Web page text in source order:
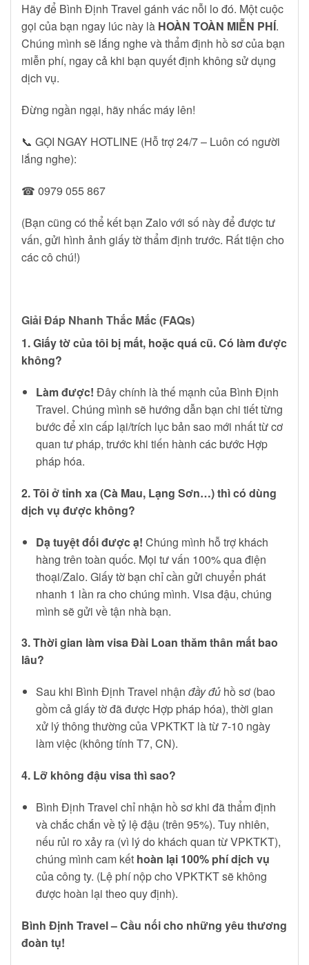
Hãy để Bình Định Travel gánh vác nỗi lo đó. Một cuộc
gọi của bạn ngay lúc này là HOÀN TOÀN MIỄN PHÍ.
Chúng mình sẽ lắng nghe và thẩm định hồ sơ của bạn
miễn phí, ngay cả khi bạn quyết định không sử dụng
dịch vụ.
Đừng ngần ngại, hãy nhấc máy lên!
📞 GỌI NGAY HOTLINE (Hỗ trợ 24/7 – Luôn có người
lắng nghe):
☎ 0979 055 867
(Bạn cũng có thể kết bạn Zalo với số này để được tư
vấn, gửi hình ảnh giấy tờ thẩm định trước. Rất tiện cho
các cô chú!)
Giải Đáp Nhanh Thắc Mắc (FAQs)
1. Giấy tờ của tôi bị mất, hoặc quá cũ. Có làm được
không?
Làm được! Đây chính là thế mạnh của Bình Định
Travel. Chúng mình sẽ hướng dẫn bạn chi tiết từng
bước để xin cấp lại/trích lục bản sao mới nhất từ cơ
quan tư pháp, trước khi tiến hành các bước Hợp
pháp hóa.
2. Tôi ở tỉnh xa (Cà Mau, Lạng Sơn…) thì có dùng
dịch vụ được không?
Dạ tuyệt đối được ạ! Chúng mình hỗ trợ khách
hàng trên toàn quốc. Mọi tư vấn 100% qua điện
thoại/Zalo. Giấy tờ bạn chỉ cần gửi chuyển phát
nhanh 1 lần ra cho chúng mình. Visa đậu, chúng
mình sẽ gửi về tận nhà bạn.
3. Thời gian làm visa Đài Loan thăm thân mất bao
lâu?
Sau khi Bình Định Travel nhận đầy đủhồ sơ (bao
gồm cả giấy tờ đã được Hợp pháp hóa), thời gian
xử lý thông thường của VPKTKT là từ 7-10 ngày
làm việc (không tính T7, CN).
4. Lỡ không đậu visa thì sao?
Bình Định Travel chỉ nhận hồ sơ khi đã thẩm định
và chắc chắn về tỷ lệ đậu (trên 95%). Tuy nhiên,
nếu rủi ro xảy ra (vì lý do khách quan từ VPKTKT),
chúng mình cam kết hoàn lại 100% phí dịch vụ
của công ty. (Lệ phí nộp cho VPKTKT sẽ không
được hoàn lại theo quy định).
Bình Định Travel – Cầu nối cho những yêu thương
đoàn tụ!